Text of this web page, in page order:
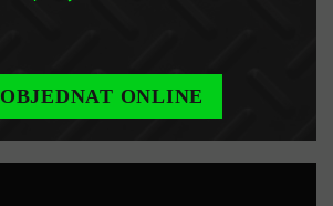
OBJEDNAT ONLINE